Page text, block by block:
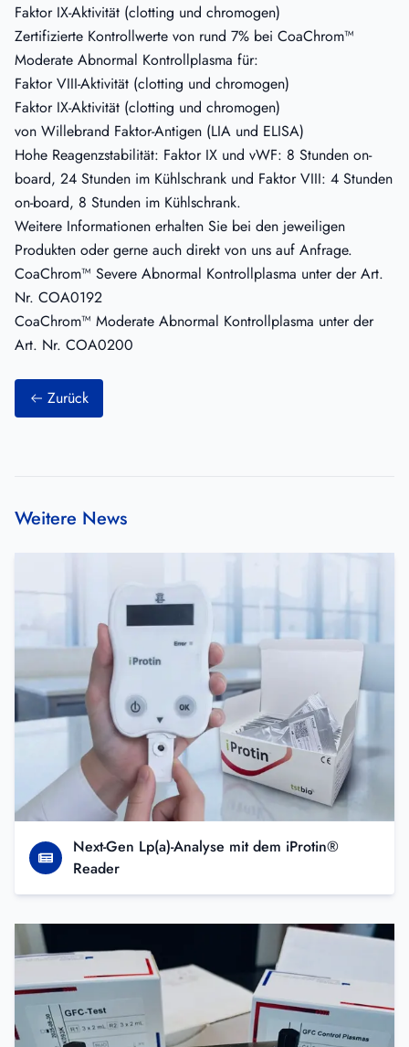
Faktor IX-Aktivität (clotting und chromogen)
Zertifizierte Kontrollwerte von rund 7% bei CoaChrom™
Moderate Abnormal Kontrollplasma für:
Faktor VIII-Aktivität (clotting und chromogen)
Faktor IX-Aktivität (clotting und chromogen)
von Willebrand Faktor-Antigen (LIA und ELISA)
Hohe Reagenzstabilität: Faktor IX und vWF: 8 Stunden on-
board, 24 Stunden im Kühlschrank und Faktor VIII: 4 Stunden
on-board, 8 Stunden im Kühlschrank.
Weitere Informationen erhalten Sie bei den jeweiligen
Produkten oder gerne auch direkt von uns auf Anfrage.
CoaChrom™ Severe Abnormal Kontrollplasma unter der Art.
Nr. COA0192
CoaChrom™ Moderate Abnormal Kontrollplasma unter der
Art. Nr. COA0200
Zurück
Weitere News
Next-Gen Lp(a)-Analyse mit dem iProtin®
Reader
Schnelle und effiziente Messung der globalen fibrinolytischen